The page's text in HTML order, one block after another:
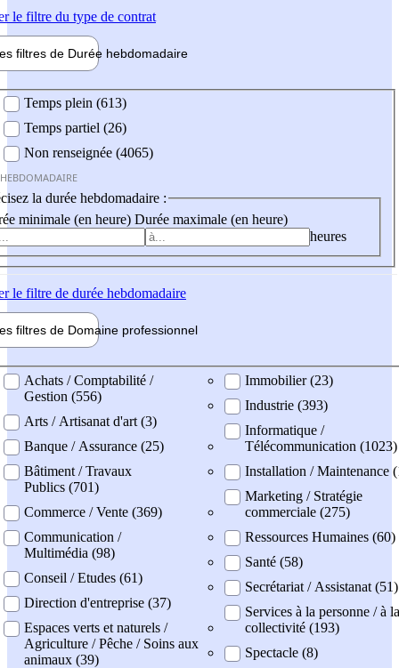
le filtre du type de contrat
filtres de Durée hebdomadaire
Temps plein (613)
Temps partiel (26)
Non renseignée (4065)
la durée hebdomadaire :
minimale (en heure) Durée maximale (en heure)
heures
le filtre de durée hebdomadaire
filtres de Domaine professionnel
professionel
Achats / Comptabilité /
Gestion (556)
Arts / Artisanat d'art (3)
Banque / Assurance (25)
Bâtiment / Travaux
Publics (701)
Commerce / Vente (369)
Communication /
Multimédia (98)
Conseil / Etudes (61)
Direction d'entreprise (37)
Espaces verts et naturels /
Agriculture / Pêche / Soins aux
animaux (39)
Immobilier (23)
Industrie (393)
Informatique /
Télécommunication (1023)
Installation / Maintenance
Marketing / Stratégie
commerciale (275)
Ressources Humaines (60)
Santé (58)
Secrétariat / Assistanat (51)
Services à la personne / à la
collectivité (193)
Spectacle (8)